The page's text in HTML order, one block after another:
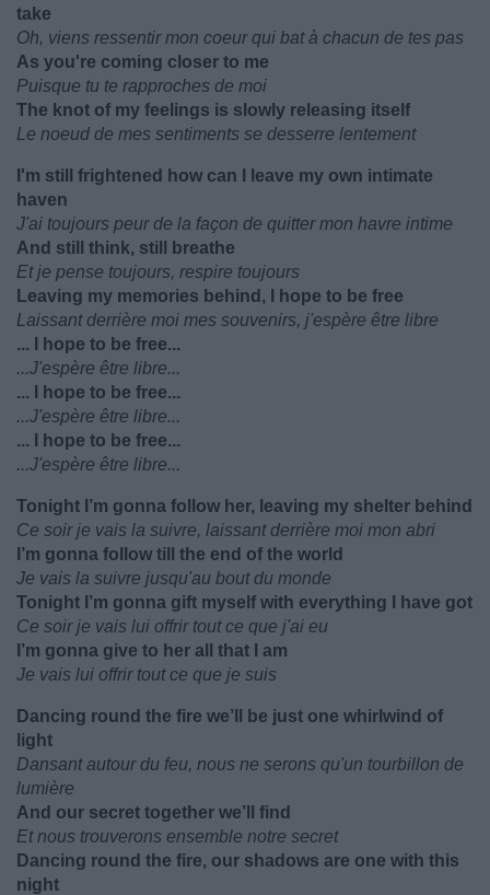
take
Oh, viens ressentir mon coeur qui bat à chacun de tes pas
As you're coming closer to me
Puisque tu te rapproches de moi
The knot of my feelings is slowly releasing itself
Le noeud de mes sentiments se desserre lentement
I'm still frightened how can I leave my own intimate
haven
J'ai toujours peur de la façon de quitter mon havre intime
And still think, still breathe
Et je pense toujours, respire toujours
Leaving my memories behind, I hope to be free
Laissant derrière moi mes souvenirs, j'espère être libre
... I hope to be free...
...J'espère être libre...
... I hope to be free...
...J'espère être libre...
... I hope to be free...
...J'espère être libre...
Tonight I’m gonna follow her, leaving my shelter behind
Ce soir je vais la suivre, laissant derrière moi mon abri
I’m gonna follow till the end of the world
Je vais la suivre jusqu'au bout du monde
Tonight I’m gonna gift myself with everything I have got
Ce soir je vais lui offrir tout ce que j'ai eu
I’m gonna give to her all that I am
Je vais lui offrir tout ce que je suis
Dancing round the fire we’ll be just one whirlwind of
light
Dansant autour du feu, nous ne serons qu'un tourbillon de
lumière
And our secret together we’ll find
Et nous trouverons ensemble notre secret
Dancing round the fire, our shadows are one with this
night